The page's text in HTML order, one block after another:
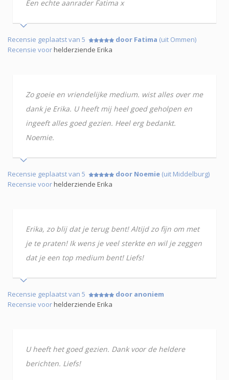
Een echte aanrader Fatima x
Recensie geplaatst van 5 door Fatima (uit Ommen)
Recensie voorhelderziende Erika
Zo goeie en vriendelijke medium. wist alles over me
dank je Erika. U heeft mij heel goed geholpen en
ingeeft alles goed gezien. Heel erg bedankt.
Noemie.
Recensie geplaatst van 5 door Noemie (uit Middelburg)
Recensie voorhelderziende Erika
Erika, zo blij dat je terug bent! Altijd zo fijn om met
je te praten! Ik wens je veel sterkte en wil je zeggen
dat je een top medium bent! Liefs!
Recensie geplaatst van 5
door anoniem
Recensie voorhelderziende Erika
U heeft het goed gezien. Dank voor de heldere
berichten. Liefs!